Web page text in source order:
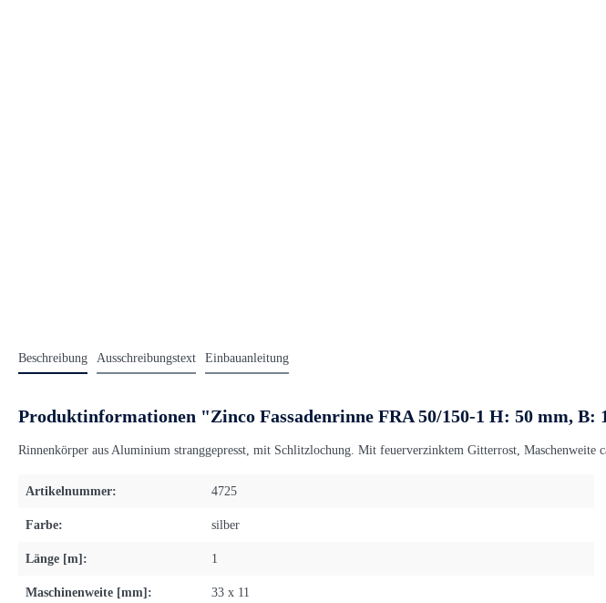
Beschreibung Ausschreibungstext Einbauanleitung
Produktinformationen "Zinco Fassadenrinne FRA 50/150-1 H: 50 mm, B:
Rinnenkörper aus Aluminium stranggepresst, mit Schlitzlochung. Mit feuerverzinktem Gitterrost,
Artikelnummer: 4725
Farbe: silber
Länge [m]: 1
Maschinenweite [mm]: 33 x 11